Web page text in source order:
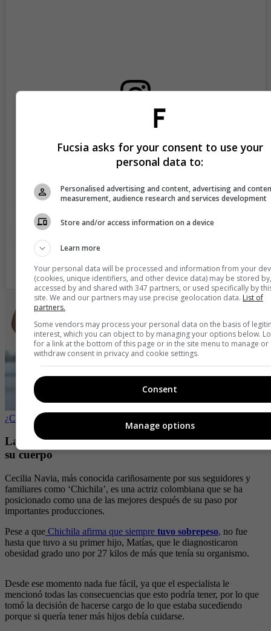
View this post on Instagram
A post shared by Kim Kardashian (@kimkardashian)
¿Cómo tener un abdomen plano en una semana?
La estricta dieta con la que Chichila Navia renovó
su cuerpo
Cecilia Navia, más conocida cariñosamente por sus seguidores y
familiares como ‘Chichila’, es una actriz colombiana que se ha
posicionado como una de las mejores después de su paso por
importantes producciones.
Pese a que Chichila afirma que siempre tuvo sobrepeso, no fue
hasta que tuvo a su primer hijo, Matías, que le diagnosticaron
obesidad grado uno por 27 kilos de más que tenía su organismo.
Desde ese momento nada fue fácil, ya que el especialista le
mencionó todas las consecuencias que esto podría tener, por lo que
tomó la decisión de hacerse cargo de lo que estaba sucediendo
porque si quería tener más hijos debía cuidarse.
Fucsia asks for your consent to use your
personal data to:
Personalised advertising and content, advertising and
measurement, audience research and services development
Store and/or access information on a device
Learn more
Your personal data will be processed and information from your
(cookies, unique identifiers, and other device data) may be stored by,
accessed by and shared with 347 partners, or used specifically by
site. We and our partners may use precise geolocation data. List of
partners.
Some vendors may process your personal data on the basis of
interest, which you can object to by managing your options below.
for a link at the bottom of this page or in the site menu to manage or
withdraw consent in privacy and cookie settings.
Consent
Manage options